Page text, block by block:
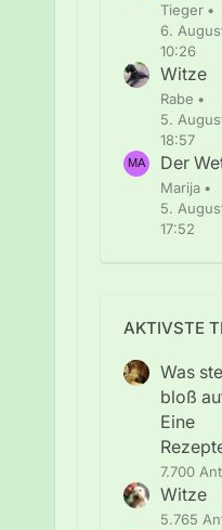
Tieger
6.
10:26
Witze
Rabe
5.
18:57
Der
Marija
5.
17:52
AKTIVSTE
Was
bloß
Eine
7.700
Witze
5.765